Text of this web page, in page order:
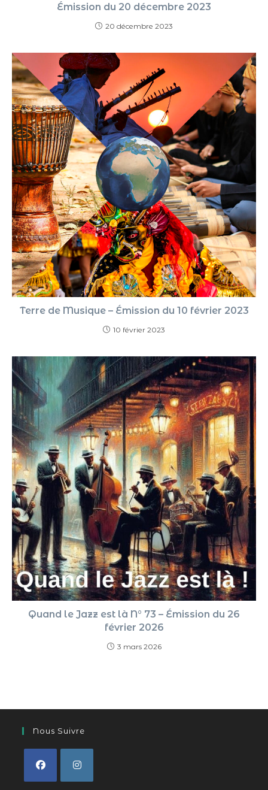
Émission du 20 décembre 2023
20 décembre 2023
Terre de Musique – Émission du 10 février 2023
10 février 2023
Quand le Jazz est là N° 73 – Émission du 26
février 2026
3 mars 2026
Nous Suivre